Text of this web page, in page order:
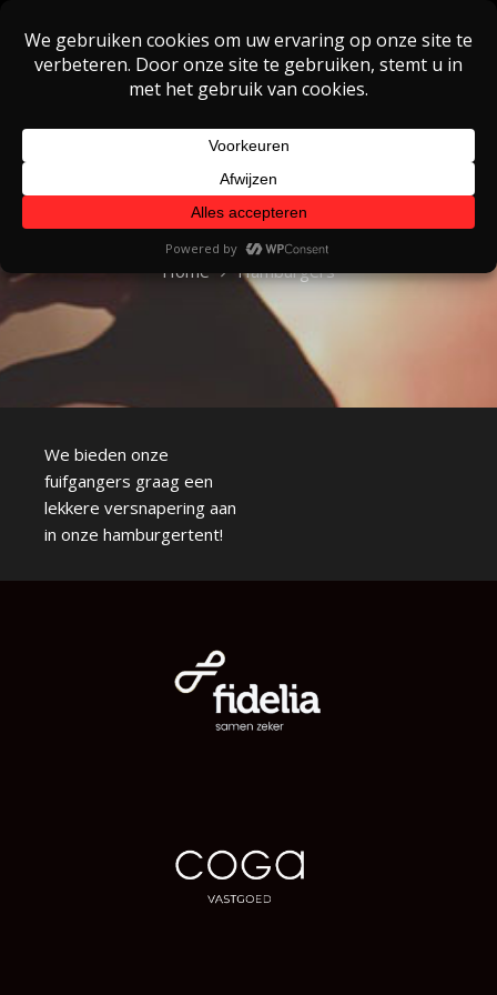
content
Hamburgers
Home Hamburgers
We bieden onze
fuifgangers graag een
lekkere versnapering aan
in onze hamburgertent!